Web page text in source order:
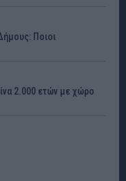
Ποιοι
2.000 ετών με χώρο